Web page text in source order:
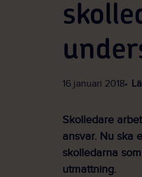
16 januari 2018
Skolledare
ansvar. Nu ska
skolledarna
utmattning.